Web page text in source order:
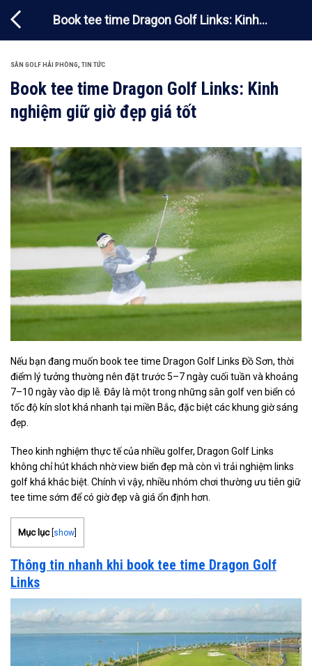
đến
Book tee time Dragon Golf Links: Kinh
nghiệm giữ giờ đẹp giá tốt
SÂN GOLF HẢI PHÒNG TIN TỨC
Book tee time Dragon Golf Links: Kinh
nghiệm giữ giờ đẹp giá tốt
Nếu bạn đang muốn book tee time Dragon Golf Links Đồ Sơn, thời
điểm lý tưởng thường nên đặt trước 5–7 ngày cuối tuần và khoảng
7–10 ngày vào dịp lễ. Đây là một trong những sân golf ven biển có
tốc độ kín slot khá nhanh tại miền Bắc, đặc biệt các khung giờ sáng
đẹp.
Theo kinh nghiệm thực tế của nhiều golfer, Dragon Golf Links
không chỉ hút khách nhờ view biển đẹp mà còn vì trải nghiệm links
golf khá khác biệt. Chính vì vậy, nhiều nhóm chơi thường ưu tiên giữ
tee time sớm để có giờ đẹp và giá ổn định hơn.
Mục lục show
Thông tin nhanh khi book tee time Dragon Golf
Links